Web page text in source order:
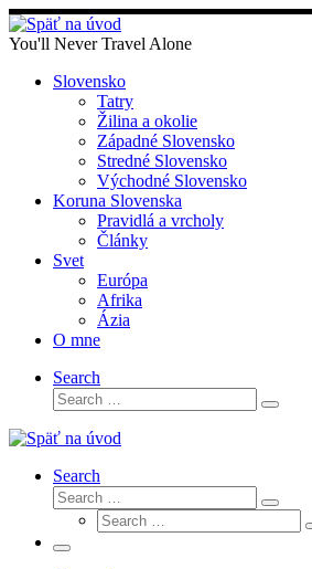
Skip
to
You'll Never Travel Alone
Slovensko
Tatry
Žilina a okolie
Západné Slovensko
Stredné Slovensko
Východné Slovensko
Koruna Slovenska
Pravidlá a vrcholy
Články
Svet
Európa
Afrika
Ázia
O mne
Search
Search
Search
Search
Search
Search
Search
Menu